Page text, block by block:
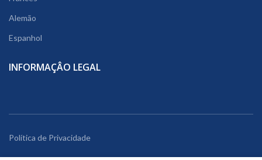
Alemão
Espanhol
INFORMAÇÂO LEGAL
Política de Privacidade